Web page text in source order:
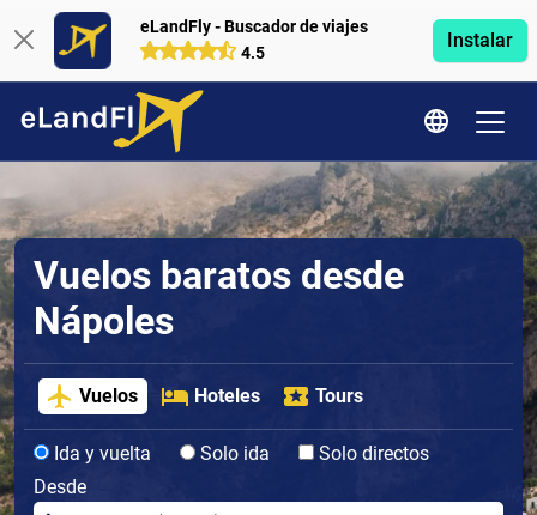
eLandFly - Buscador de viajes
4.5
Instalar
Vuelos baratos desde
Nápoles
Vuelos Hoteles Tours
Ida y vuelta Solo ida
Solo directos
Desde